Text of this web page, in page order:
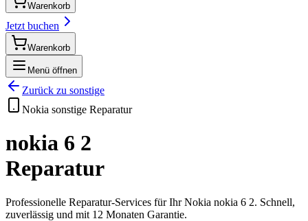
Warenkorb
Jetzt buchen
Warenkorb
Menü öffnen
Zurück zu sonstige
Nokia sonstige Reparatur
nokia 6 2
Reparatur
Professionelle Reparatur-Services für IhrNokia nokia 6 2. Schnell,
zuverlässig und mit 12 Monaten Garantie.